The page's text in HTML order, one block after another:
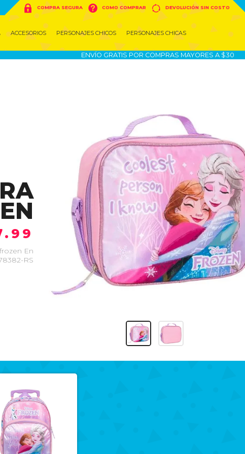
 COMPRA SEGURA  COMO COMPRAR  DEVOLUCIÓN SIN COSTO
ACCESORIOS PERSONAJES CHICOS PERSONAJES CHICAS
ENVÍO GRATIS POR COMPRAS MAYORES A $30
En
RS